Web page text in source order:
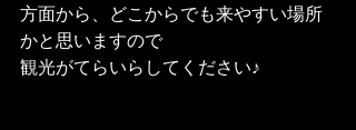
方面から、どこからでも来やすい場所
かと思いますので
観光がてらいらしてください♪